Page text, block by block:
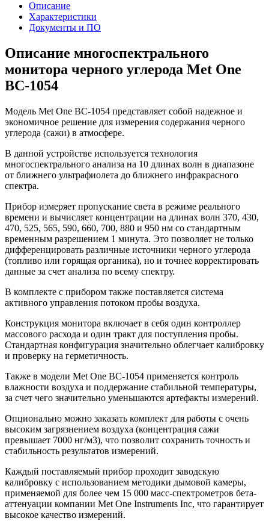
Описание
Характеристики
Документы и ПО
Описание многоспектрального
монитора черного углерода Met One
BC-1054
Модель Met One BC-1054 представляет собой надежное и
экономичное решение для измерения содержания черного
углерода (сажи) в атмосфере.
В данной устройстве используется технология
многоспектрального анализа на 10 длинах волн в диапазоне
от ближнего ультрафиолета до ближнего инфракрасного
спектра.
Прибор измеряет пропускание света в режиме реального
времени и вычисляет концентрации на длинах волн 370, 430,
470, 525, 565, 590, 660, 700, 880 и 950 нм со стандартным
временным разрешением 1 минута. Это позволяет не только
дифференцировать различные источники черного углерода
(топливо или горящая органика), но и точнее корректировать
данные за счет анализа по всему спектру.
В комплекте с прибором также поставляется система
активного управления потоком пробы воздуха.
Конструкция монитора включает в себя один контроллер
массового расхода и один тракт для поступления пробы.
Стандартная конфигурация значительно облегчает калибровку
и проверку на герметичность.
Также в модели Met One BC-1054 применяется контроль
влажности воздуха и поддержание стабильной температуры,
за счет чего значительно уменьшаются артефакты измерений.
Опционально можно заказать комплект для работы с очень
высоким загрязнением воздуха (концентрация сажи
превышает 7000 нг/м3), что позволит сохранить точность и
стабильность результатов измерений.
Каждый поставляемый прибор проходит заводскую
калибровку с использованием методики дымовой камеры,
применяемой для более чем 15 000 масс-спектрометров бета-
аттенуации компании Met One Instruments Inc, что гарантирует
высокое качество измерений.